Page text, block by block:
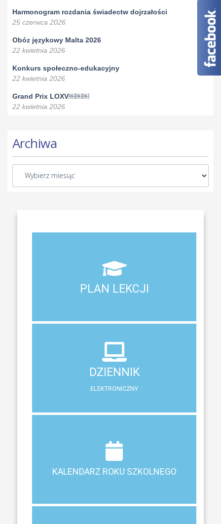
Harmonogram rozdania świadectw dojrzałości
25 czerwca 2026
Obóz językowy Malta 2026
22 kwietnia 2026
Konkurs społeczno-edukacyjny
22 kwietnia 2026
Grand Prix LOXV￼￼￼
22 kwietnia 2026
Archiwa
PLAN LEKCJI
PLAN LEKCJI
DZIENNIK
ELEKTRONICZNY
DZIENNIK
ELEKTRONICZNY
System zewnętrzny do śledzenia postępów w nauce
KALENDARZ ROKU SZKOLNEGO
KALENDARZ ROKU SZKOLNEGO
Terminy ferii, matur, zebrań i klasyfikacji